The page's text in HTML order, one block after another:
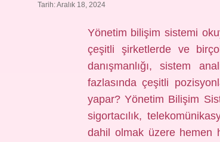
Tarih: Aralık 18, 2024
Yönetim bilişim sistemi
çeşitli şirketlerde ve
danışmanlığı, sistem
fazlasında çeşitli
yapar? Yönetim Bilişim
sigortacılık,
dahil olmak üzere hemen